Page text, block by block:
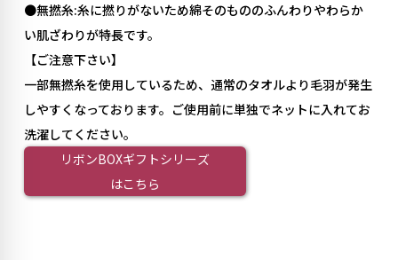
●無撚糸:糸に撚りがないため綿そのもののふんわりやわらか
い肌ざわりが特長です。
【ご注意下さい】
一部無撚糸を使用しているため、通常のタオルより毛羽が発生
しやすくなっております。ご使用前に単独でネットに入れてお
洗濯してください。
リボンBOXギフトシリーズ
はこちら